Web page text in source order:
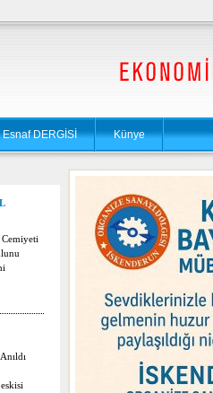
Esnaf DERGİSİ Künye